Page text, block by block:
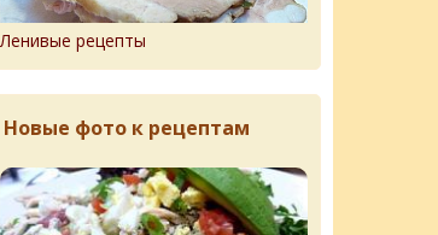
Ленивые рецепты
Новые фото к рецептам